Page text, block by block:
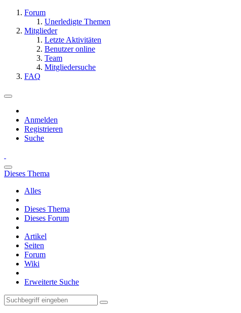
Forum
Unerledigte Themen
Mitglieder
Letzte Aktivitäten
Benutzer online
Team
Mitgliedersuche
FAQ
Anmelden
Registrieren
Suche
Dieses Thema
Alles
Dieses Thema
Dieses Forum
Artikel
Seiten
Forum
Wiki
Erweiterte Suche